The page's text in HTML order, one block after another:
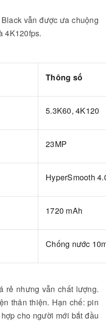
vẫn được ưa chuộng
4K120fps.
Thông số
5.3K60, 4K120
23MP
HyperSmooth
1720 mAh
Chống nước
rẻ nhưng vẫn chất lượng.
thân thiện. Hạn chế: pin
cho người mới bắt đầu